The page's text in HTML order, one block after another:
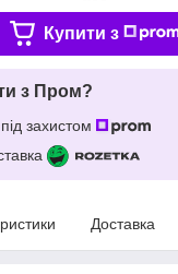
Купити з
з Пром?
захистом
Доставка